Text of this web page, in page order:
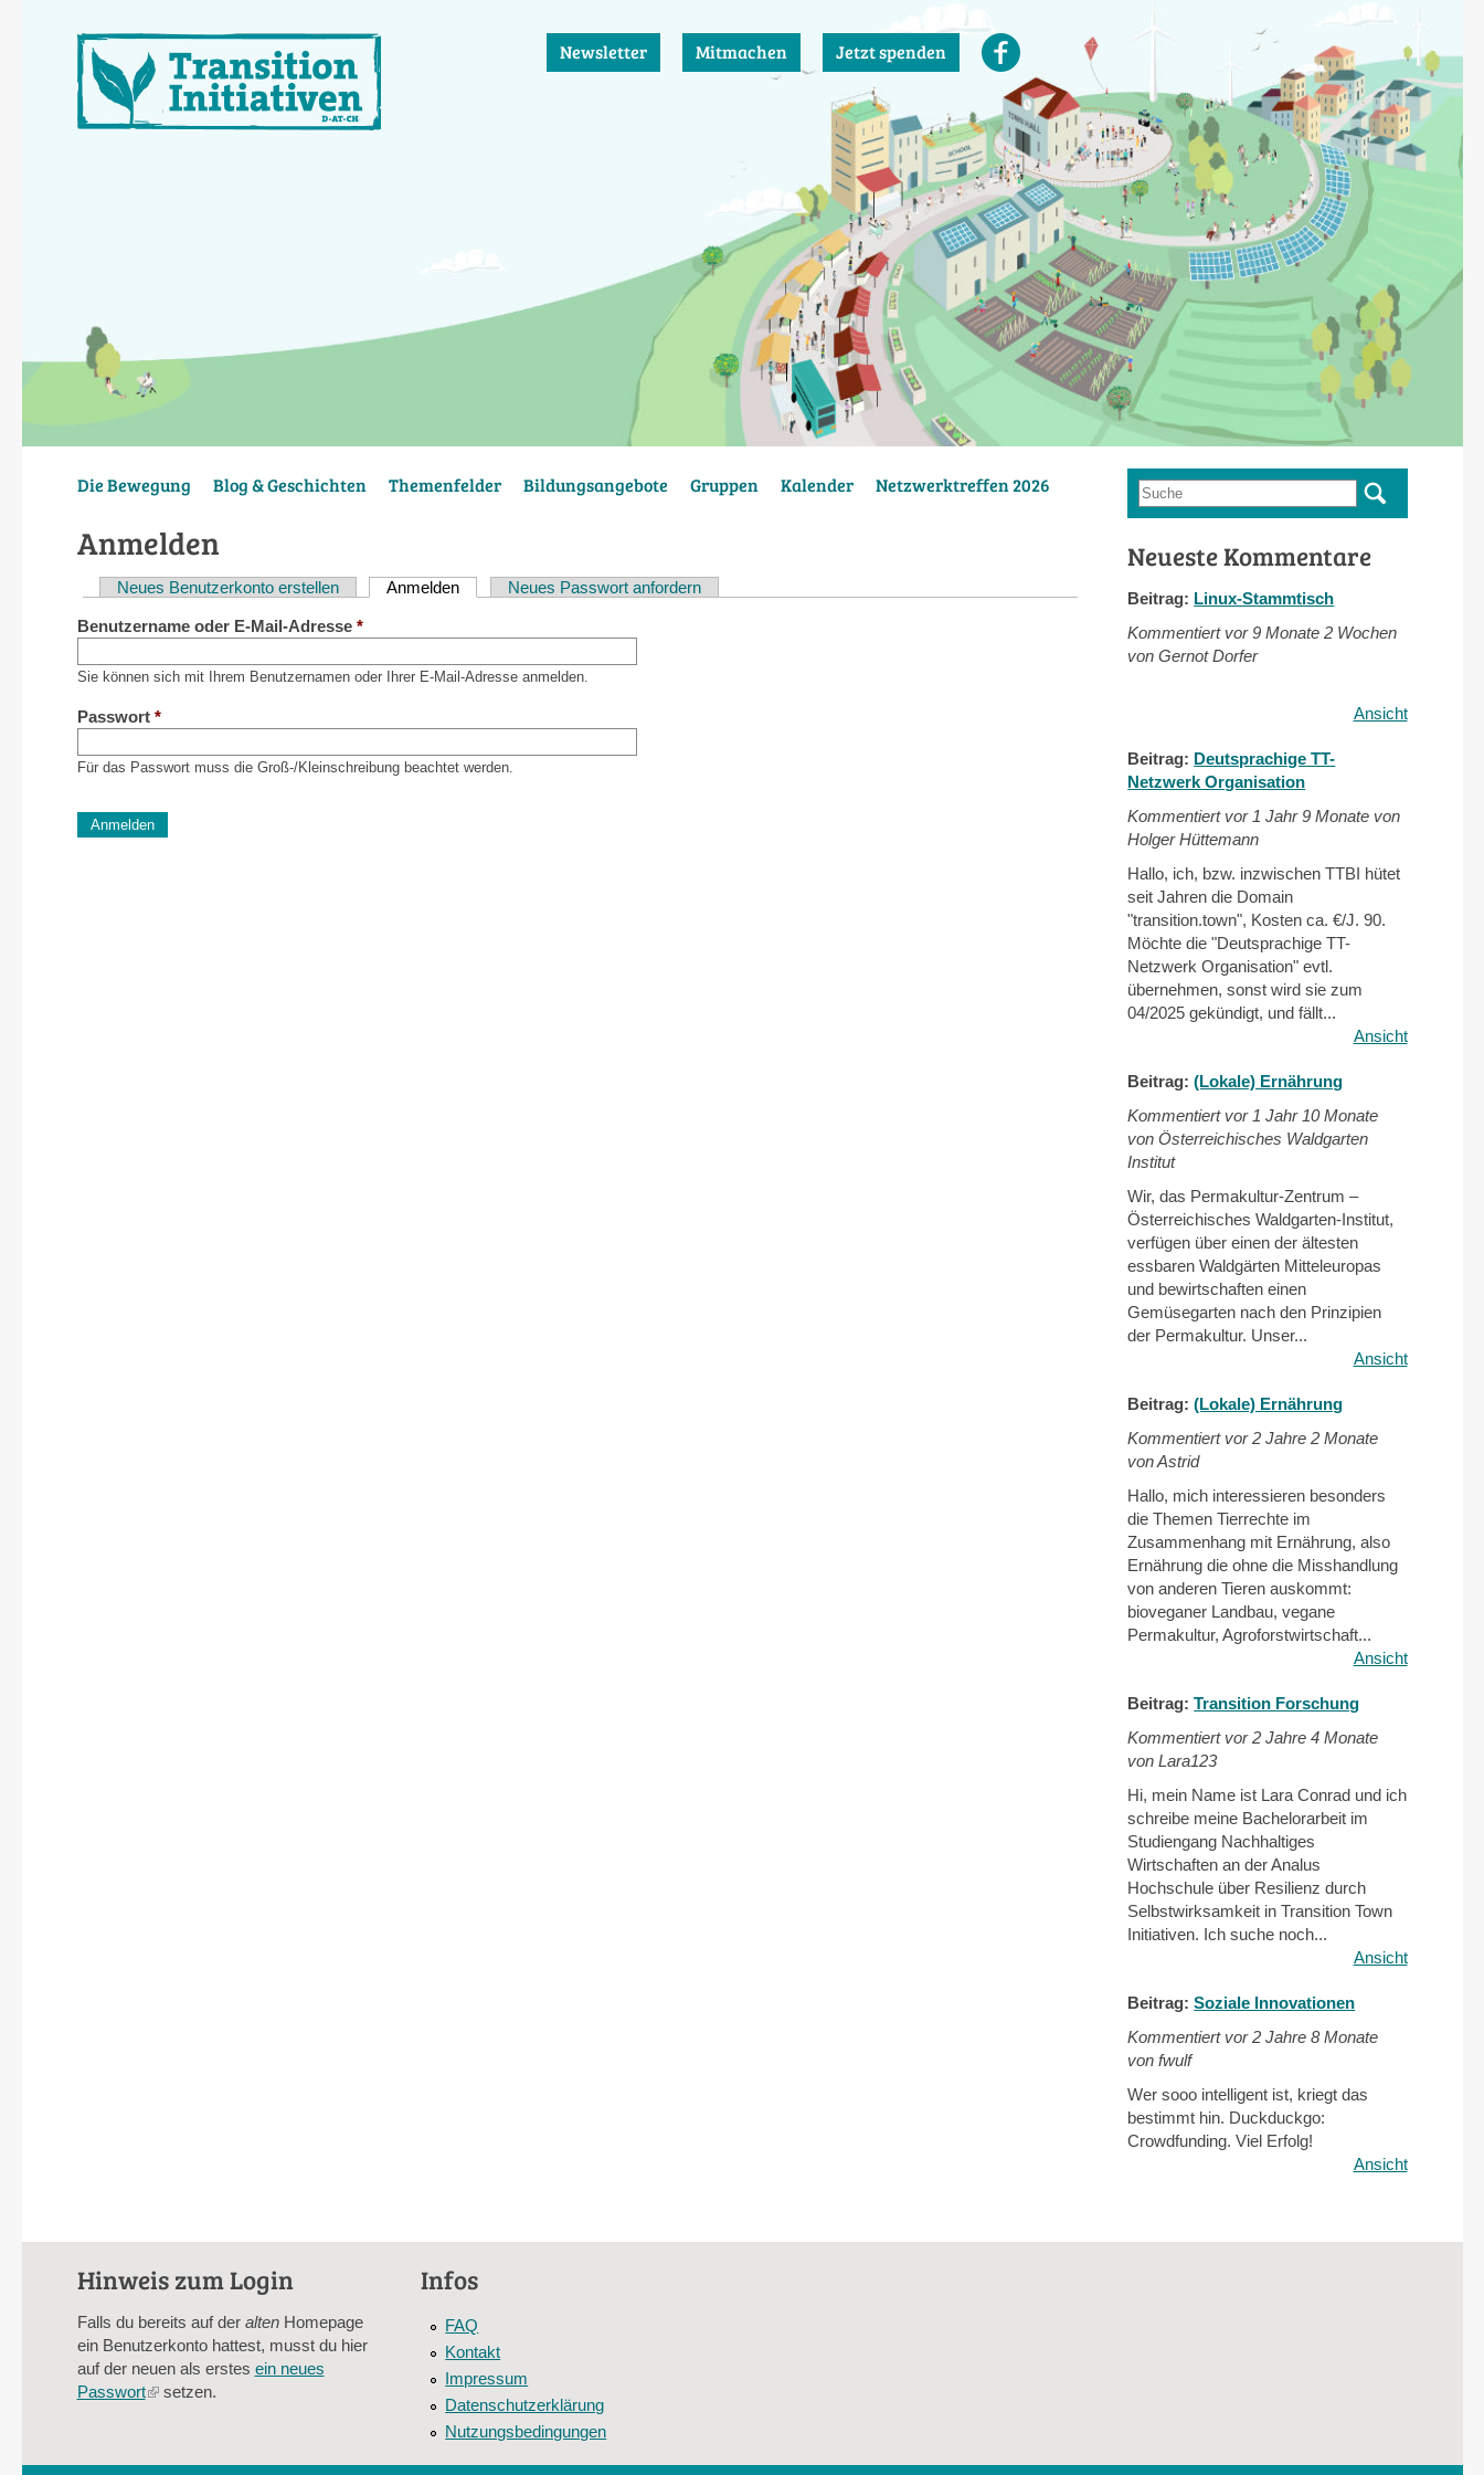
Newsletter Mitmachen Jetzt spenden
Die Bewegung Blog & Geschichten Themenfelder Bildungsangebote Gruppen Kalender Netzwerktreffen 2026
Anmelden
Haupt-
Reiter
Neues Benutzerkonto erstellen Anmelden (aktiver Reiter)
Neues Passwort anfordern
Benutzername oder E-Mail-Adresse *
Sie können sich mit Ihrem Benutzernamen oder Ihrer E-Mail-Adresse anmelden.
Passwort *
Für das Passwort muss die Groß-/Kleinschreibung beachtet werden.
Diese Sicherheitsfrage überprüft, ob Sie ein menschlicher Besucher sind und
Suchformular
Suche
Neueste Kommentare
Beitrag: Linux-Stammtisch
Kommentiert vor9 Monate 2 Wochen
von Gernot Dorfer
Ansicht
Beitrag: Deutsprachige TT-
Netzwerk Organisation
Kommentiert vor 1 Jahr 9 Monate von
Holger Hüttemann
Hallo, ich, bzw. inzwischen TTBI hütet
seit Jahren die Domain
"transition.town", Kosten ca. €/J. 90.
Möchte die "Deutsprachige TT-
Netzwerk Organisation" evtl.
übernehmen, sonst wird sie zum
04/2025 gekündigt, und fällt...
Ansicht
Beitrag:(Lokale) Ernährung
Kommentiert vor 1 Jahr 10 Monate
von Österreichisches Waldgarten
Institut
Wir, das Permakultur-Zentrum –
Österreichisches Waldgarten-Institut,
verfügen über einen der ältesten
essbaren Waldgärten Mitteleuropas
und bewirtschaften einen
Gemüsegarten nach den Prinzipien
der Permakultur. Unser...
Ansicht
Beitrag:(Lokale) Ernährung
Kommentiert vor2 Jahre 2 Monate
von Astrid
Hallo, mich interessieren besonders
die Themen Tierrechte im
Zusammenhang mit Ernährung, also
Ernährung die ohne die Misshandlung
von anderen Tieren auskommt:
bioveganer Landbau, vegane
Permakultur, Agroforstwirtschaft...
Ansicht
Beitrag:Transition Forschung
Kommentiert vor2 Jahre 4 Monate
von Lara123
Hi, mein Name ist Lara Conrad und ich
schreibe meine Bachelorarbeit im
Studiengang Nachhaltiges
Wirtschaften an der Analus
Hochschule über Resilienz durch
Selbstwirksamkeit in Transition Town
Initiativen. Ich suche noch...
Ansicht
Beitrag:Soziale Innovationen
Kommentiert vor2 Jahre 8 Monate
von fwulf
Wer sooo intelligent ist, kriegt das
bestimmt hin. Duckduckgo:
Crowdfunding. Viel Erfolg!
Ansicht
Hinweis zum Login
Falls du bereits auf der altenHomepage
ein Benutzerkonto hattest, musst du hier
auf der neuen als erstes ein neues
Passwort(linksetzen.
Infos
FAQ
Kontakt
Impressum
Datenschutzerklärung
Nutzungsbedingungen